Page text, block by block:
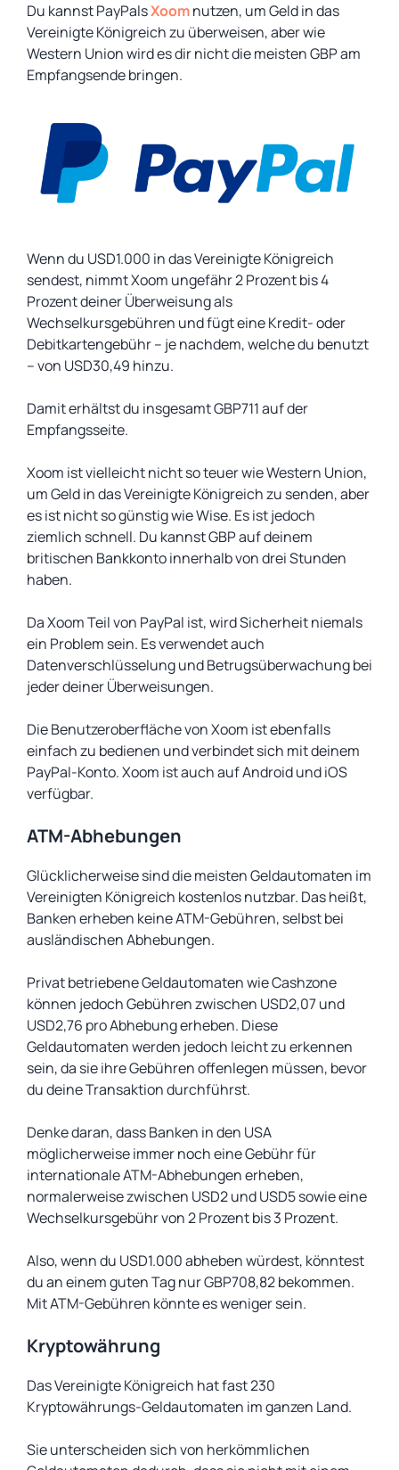
Du kannst PayPalsXoomnutzen, um Geld in das
Vereinigte Königreich zu überweisen, aber wie
Western Union wird es dir nicht die meisten GBP am
Empfangsende bringen.
Wenn du USD1.000 in das Vereinigte Königreich
sendest, nimmt Xoom ungefähr 2 Prozent bis 4
Prozent deiner Überweisung als
Wechselkursgebühren und fügt eine Kredit- oder
Debitkartengebühr – je nachdem, welche du benutzt
– von USD30,49 hinzu.
Damit erhältst du insgesamt GBP711 auf der
Empfangsseite.
Xoom ist vielleicht nicht so teuer wie Western Union,
um Geld in das Vereinigte Königreich zu senden, aber
es ist nicht so günstig wie Wise. Es ist jedoch
ziemlich schnell. Du kannst GBP auf deinem
britischen Bankkonto innerhalb von drei Stunden
haben.
Da Xoom Teil von PayPal ist, wird Sicherheit niemals
ein Problem sein. Es verwendet auch
Datenverschlüsselung und Betrugsüberwachung bei
jeder deiner Überweisungen.
Die Benutzeroberfläche von Xoom ist ebenfalls
einfach zu bedienen und verbindet sich mit deinem
PayPal-Konto. Xoom ist auch auf Android und iOS
verfügbar.
ATM-Abhebungen
Glücklicherweise sind die meisten Geldautomaten im
Vereinigten Königreich kostenlos nutzbar. Das heißt,
Banken erheben keine ATM-Gebühren, selbst bei
ausländischen Abhebungen.
Privat betriebene Geldautomaten wie Cashzone
können jedoch Gebühren zwischen USD2,07 und
USD2,76 pro Abhebung erheben. Diese
Geldautomaten werden jedoch leicht zu erkennen
sein, da sie ihre Gebühren offenlegen müssen, bevor
du deine Transaktion durchführst.
Denke daran, dass Banken in den USA
möglicherweise immer noch eine Gebühr für
internationale ATM-Abhebungen erheben,
normalerweise zwischen USD2 und USD5 sowie eine
Wechselkursgebühr von 2 Prozent bis 3 Prozent.
Also, wenn du USD1.000 abheben würdest, könntest
du an einem guten Tag nur GBP708,82 bekommen.
Mit ATM-Gebühren könnte es weniger sein.
Kryptowährung
Das Vereinigte Königreich hat fast 230
Kryptowährungs-Geldautomaten im ganzen Land.
Sie unterscheiden sich von herkömmlichen